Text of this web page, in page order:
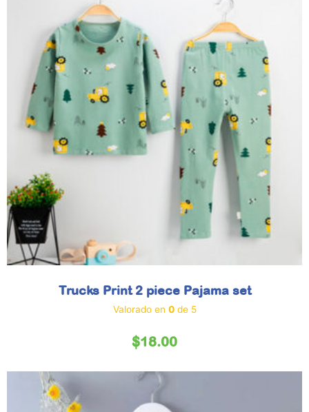
Trucks Print 2 piece Pajama set
Valorado en 0de 5
$18.00